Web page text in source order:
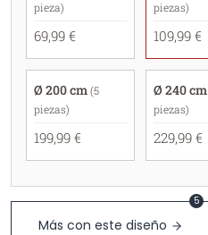
pieza)
69,99 €
piezas)
109,99 €
Ø 200 cm (5
piezas)
199,99 €
Ø 240 cm
piezas)
229,99 €
Más con este diseño
5